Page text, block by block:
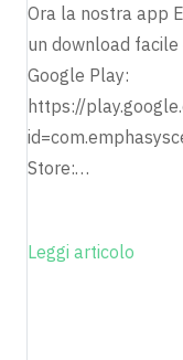
Ora la nostra app
un download
Google Play:
https://
Store:…
Leggi articolo